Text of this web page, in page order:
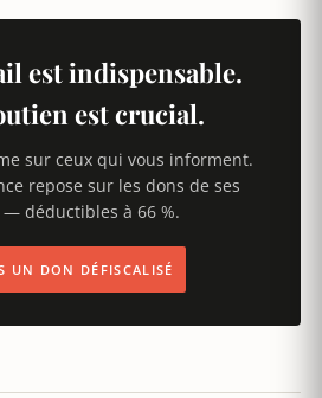
est indispensable.
est crucial.
sur ceux qui vous informent.
repose sur les dons de ses
déductibles à 66 %.
UN DON DÉFISCALISÉ